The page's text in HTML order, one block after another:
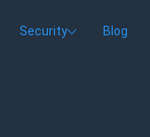
Security Blog